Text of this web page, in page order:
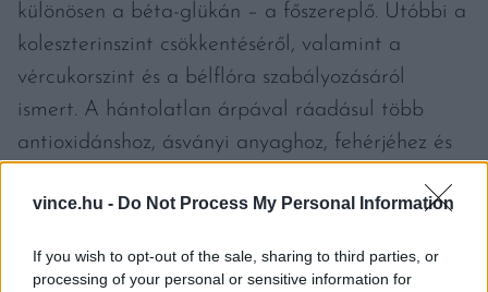
vince.hu - Do Not Process My Personal Information
If you wish to opt-out of the sale, sharing to third parties, or
processing of your personal or sensitive information for
különösen a béta-glükán – a főszereplő. Utóbbi a
koleszterinszint csökkentéséről, valamint a
vércukorszint és a bélflóra szabályozásáról
ismert. A hántolatlan árpával ráadásul több
antioxidánshoz, ásványi anyaghoz, fehérjéhez és
hogy néhányat említsünk: 30,5 milligramm
milligramm káliumot és 11,5 gramm fehérjét